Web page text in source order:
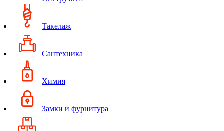
Такелаж
Сантехника
Химия
Замки и фурнитура